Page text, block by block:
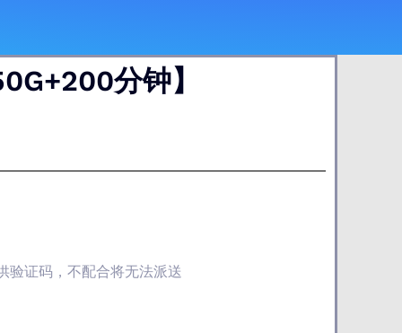
分钟】
验证码，不配合将无法派送